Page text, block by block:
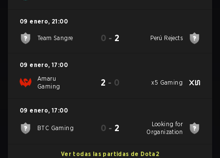
09 enero, 21:00
Team Sangre 0 - 2 Perú Rejects
09 enero, 17:00
Amaru
Gaming
2 - 0 x5 Gaming
09 enero, 17:00
BTC Gaming 0 - 2
Looking for
Organization
Ver todas las partidas de Dota2